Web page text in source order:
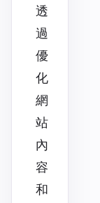
透
過
優
化
網
站
內
容
和